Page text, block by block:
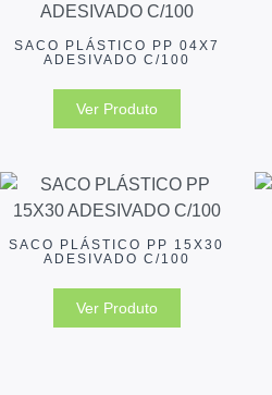
SACO PLÁSTICO PP 04X7
ADESIVADO C/100
Ver Produto
SACO PLÁSTICO PP 15X30
ADESIVADO C/100
Ver Produto